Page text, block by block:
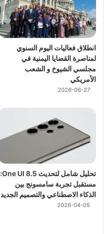
انطلاق فعاليات اليوم السنوي
لمناصرة القضايا اليمنية في
مجلسي الشيوخ و الشعب
الأمريكي
2026-06-27
تحليل شامل لتحديث One UI 8.5:
مستقبل تجربة سامسونج بين
الذكاء الاصطناعي والتصميم الجديد
2026-04-05